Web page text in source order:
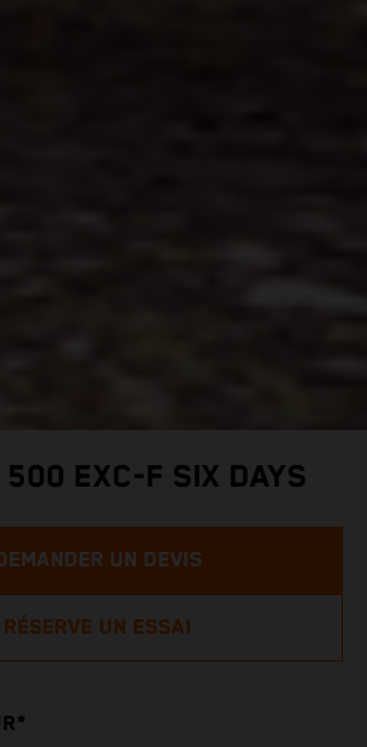
EXC-F SIX DAYS
UN DEVIS
RÉSERVE UN ESSAI